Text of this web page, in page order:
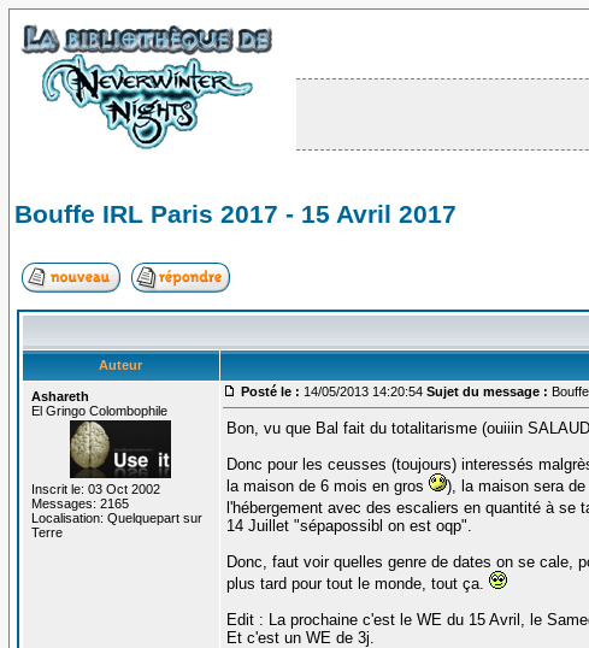
Bouffe IRL Paris 2017 - 15 Avril 2017
Auteur
Ashareth
El Gringo Colombophile
Inscrit le: 03 Oct 2002
Messages: 2165
Localisation: Quelquepart sur
Terre
Posté le : 14/05/2013 14:20:54 Sujet du message :
Bon, vu que Bal fait du totalitarisme (ouiiin
Donc pour les ceusses (toujours) interessés
la maison de 6 mois en gros
), la maison sera
l'hébergement avec des escaliers en quantité à se
14 Juillet "sépapossibl on est oqp".
Donc, faut voir quelles genre de dates on se cale,
plus tard pour tout le monde, tout ça.
Edit : La prochaine c'est le WE du 15 Avril, le
Et c'est un WE de 3j.